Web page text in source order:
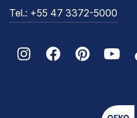
Tel.: +55 47 3372-5000